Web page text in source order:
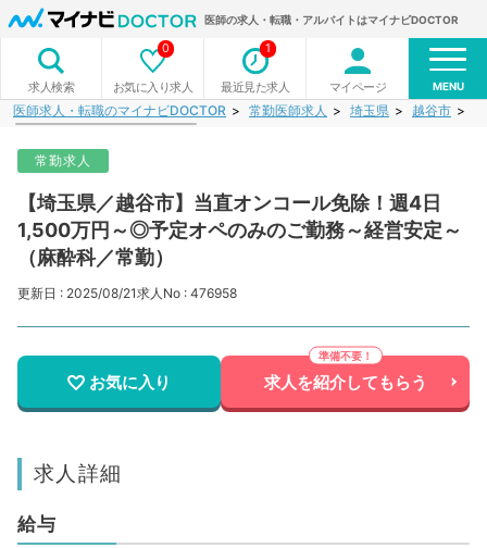
医師の求人・転職・アルバイトはマイナビDOCTOR
求人検索 お気に入り求人
0
最近見た求人
1
マイページ MENU
医師求人・転職のマイナビDOCTOR 常勤医師求人 埼玉県 越谷市
常勤求人
【埼玉県／越谷市】当直オンコール免除！週4日
1,500万円～◎予定オペのみのご勤務～経営安定～
（麻酔科／常勤）
更新日 : 2025/08/21求人No : 476958
お気に入り 求人を紹介してもらう
求人詳細
給与